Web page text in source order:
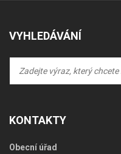
VYHLEDÁVÁNÍ
KONTAKTY
Obecní úřad